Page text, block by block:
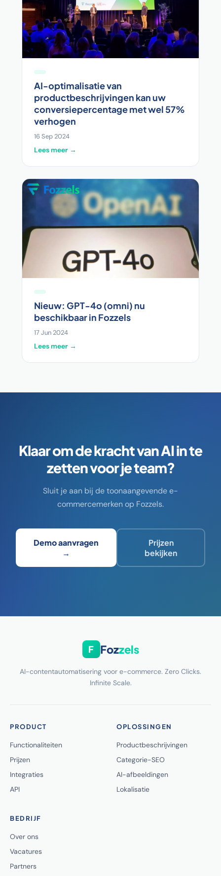
AI-optimalisatie van
productbeschrijvingen kan uw
conversiepercentage met wel 57%
verhogen
16 Sep 2024
Lees meer →
Nieuw: GPT-4o (omni) nu
beschikbaar in Fozzels
17 Jun 2024
Lees meer →
Klaar om de kracht van AI in te
zetten voor je team?
Sluit je aan bij de toonaangevende e-
commercemerken op Fozzels.
Demo aanvragen
→
Prijzen
bekijken
F Fozzels
AI-contentautomatisering voor e-commerce. Zero Clicks.
Infinite Scale.
PRODUCT
Functionaliteiten
Prijzen
Integraties
API
OPLOSSINGEN
Productbeschrijvingen
Categorie-SEO
AI-afbeeldingen
Lokalisatie
BEDRIJF
Over ons
Vacatures
Partners